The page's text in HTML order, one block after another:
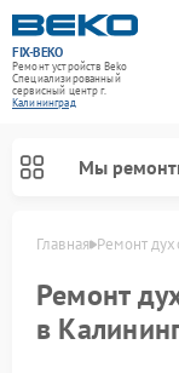
FIX-BEKO
Ремонт устройств Beko
Специализированный
cервисный центр г.
Калининград
Мы
Главная Ремонт
Ремонт
в